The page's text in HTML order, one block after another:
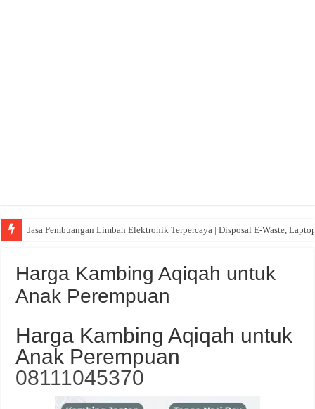
Jasa Pembuangan Limbah Elektronik Terpercaya | Disposal E-Waste,
Harga Kambing Aqiqah untuk
Anak Perempuan
Harga Kambing Aqiqah untuk
Anak Perempuan
08111045370